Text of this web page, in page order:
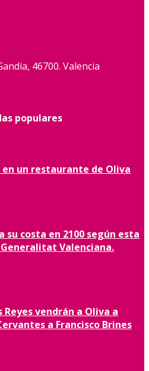
46700. Valencia
populares
en un restaurante de Oliva
costa en 2100 según esta
Valenciana.
Reyes vendrán a Oliva a
a Francisco Brines